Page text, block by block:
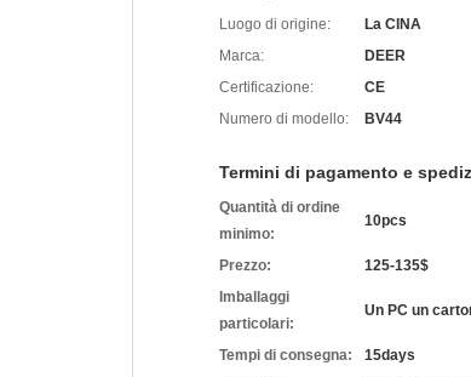
Luogo di origine:
La CINA
Marca:
DEER
Certificazione:
CE
Numero di modello:
BV44
Termini di pagamento e
Quantità di ordine
minimo:
10pcs
Prezzo:
125-135$
Imballaggi
particolari:
Un PC un
Tempi di consegna:
15days